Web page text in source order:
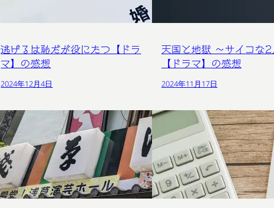
逃げるは恥だが役にたつ【ドラ
マ】の感想
2024年12月4日
天国と地獄 〜サイコな2
【ドラマ】の感想
2024年11月17日